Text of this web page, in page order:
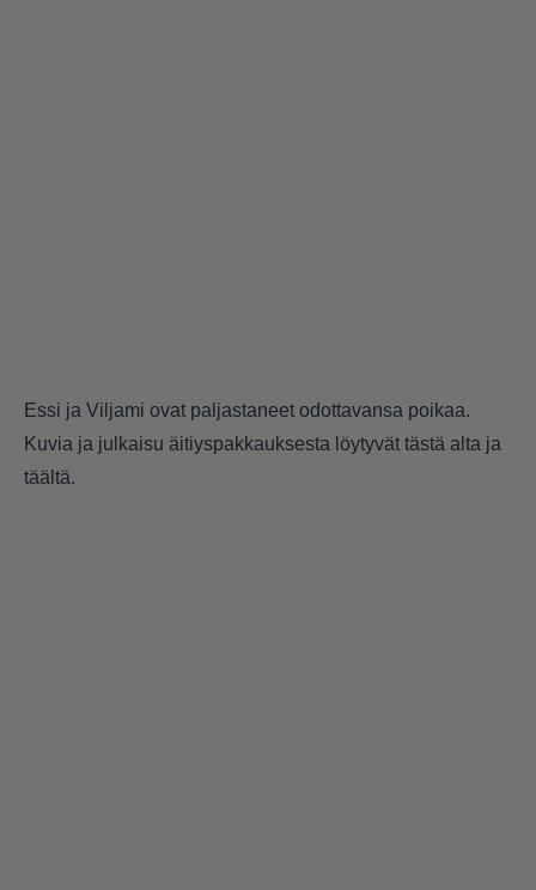
Essi ja Viljami ovat paljastaneet odottavansa poikaa.
Kuvia ja julkaisu äitiyspakkauksesta löytyvät tästä alta ja
täältä.